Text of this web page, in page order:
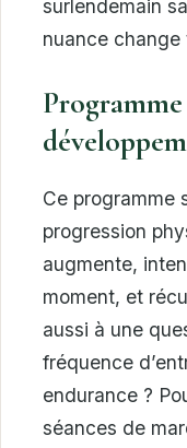
surlendemain
nuance change
Ce programme
progression
augmente,
moment, et
aussi à une
fréquence
endurance ?
séances de